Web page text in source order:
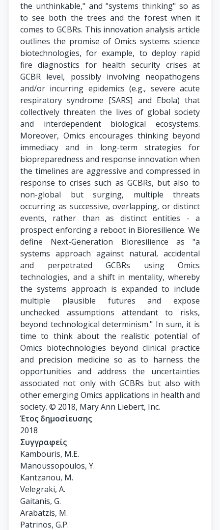
the unthinkable," and "systems thinking" so as
to see both the trees and the forest when it
comes to GCBRs. This innovation analysis article
outlines the promise of Omics systems science
biotechnologies, for example, to deploy rapid
fire diagnostics for health security crises at
GCBR level, possibly involving neopathogens
and/or incurring epidemics (e.g., severe acute
respiratory syndrome [SARS] and Ebola) that
collectively threaten the lives of global society
and interdependent biological ecosystems.
Moreover, Omics encourages thinking beyond
immediacy and in long-term strategies for
biopreparedness and response innovation when
the timelines are aggressive and compressed in
response to crises such as GCBRs, but also to
non-global but surging, multiple threats
occurring as successive, overlapping, or distinct
events, rather than as distinct entities - a
prospect enforcing a reboot in Bioresilience. We
define Next-Generation Bioresilience as "a
systems approach against natural, accidental
and perpetrated GCBRs using Omics
technologies, and a shift in mentality, whereby
the systems approach is expanded to include
multiple plausible futures and expose
unchecked assumptions attendant to risks,
beyond technological determinism." In sum, it is
time to think about the realistic potential of
Omics biotechnologies beyond clinical practice
and precision medicine so as to harness the
opportunities and address the uncertainties
associated not only with GCBRs but also with
other emerging Omics applications in health and
society. © 2018, Mary Ann Liebert, Inc.
Έτος δημοσίευσης
2018
Συγγραφείς
Kambouris, M.E.
Manoussopoulos, Y.
Kantzanou, M.
Velegraki, A.
Gaitanis, G.
Arabatzis, M.
Patrinos, G.P.